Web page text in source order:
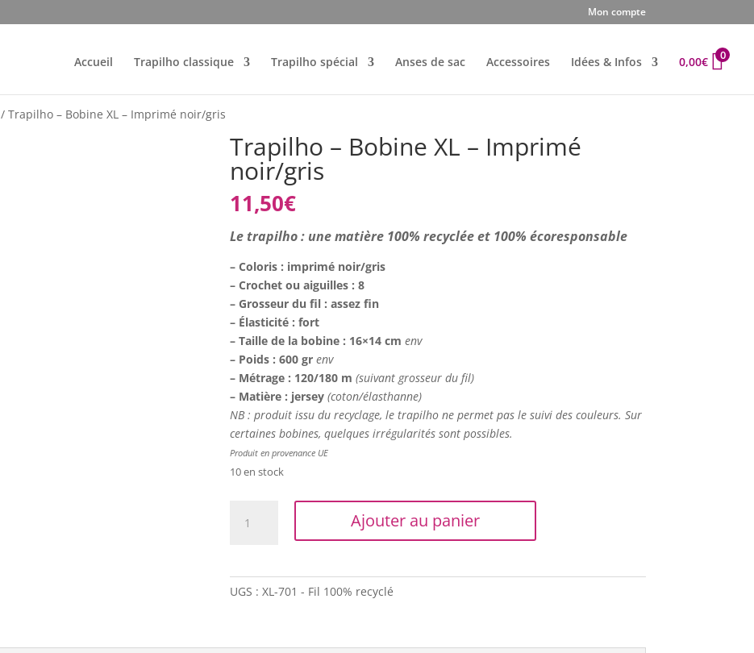
Mon compte
Accueil Trapilho classique Trapilho spécial Anses de sac Accessoires Idées & Infos 0,00€ 0
/ Trapilho – Bobine XL – Imprimé noir/gris
Trapilho – Bobine XL – Imprimé
noir/gris
11,50€
Le trapilho : une matière 100% recyclée et 100% écoresponsable
– Coloris : imprimé noir/gris
– Crochet ou aiguilles : 8
– Grosseur du fil : assez fin
– Élasticité : fort
– Taille de la bobine : 16×14 cm env
– Poids : 600 gr env
– Métrage : 120/180 m (suivant grosseur du fil)
– Matière : jersey (coton/élasthanne)
NB : produit issu du recyclage, le trapilho ne permet pas le suivi des couleurs. Sur
certaines bobines, quelques irrégularités sont possibles.
Produit en provenance UE
10 en stock
Ajouter au panier
UGS : XL-701 - Fil 100% recyclé